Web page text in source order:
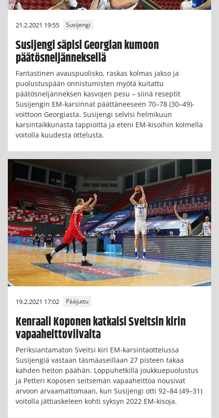
21.2.2021 19:55 Susijengi
Susijengi säpisi Georgian kumoon
päätösneljänneksellä
Fantastinen avauspuolisko, raskas kolmas jakso ja
puolustuspään onnistumisten myötä kuitattu
päätösneljänneksen kasvojen pesu – siinä reseptit
Susijengin EM-karsinnat päättäneeseen 70–78 (30–49)-
voittoon Georgiasta. Susijengi selvisi helmikuun
karsintaikkunasta tappioitta ja eteni EM-kisoihin kolmella
voitolla kuudesta ottelusta.
19.2.2021 17:02 Pääjuttu
Kenraali Koponen katkaisi Sveitsin kirin
vapaaheittoviivalta
Periksiantamaton Sveitsi kiri EM-karsintaottelussa
Susijengiä vastaan täsmäaseillaan 27 pisteen takaa
kahden heiton päähän. Loppuhetkillä joukkuepuolustus
ja Petteri Koposen seitsemän vapaaheittoa nousivat
arvoon arvaamattomaan, kun Susijengi otti 92–84 (49–31)
voitolla jättiaskeleen kohti syksyn 2022 EM-kisoja.